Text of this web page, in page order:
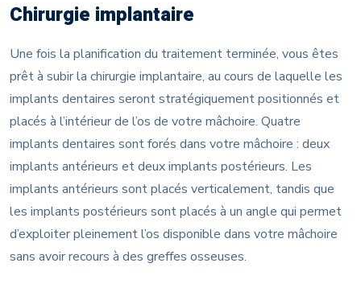
Chirurgie implantaire
Une fois la planification du traitement terminée, vous êtes
prêt à subir la chirurgie implantaire, au cours de laquelle les
implants dentaires seront stratégiquement positionnés et
placés à l’intérieur de l’os de votre mâchoire. Quatre
implants dentaires sont forés dans votre mâchoire : deux
implants antérieurs et deux implants postérieurs. Les
implants antérieurs sont placés verticalement, tandis que
les implants postérieurs sont placés à un angle qui permet
d’exploiter pleinement l’os disponible dans votre mâchoire
sans avoir recours à des greffes osseuses.